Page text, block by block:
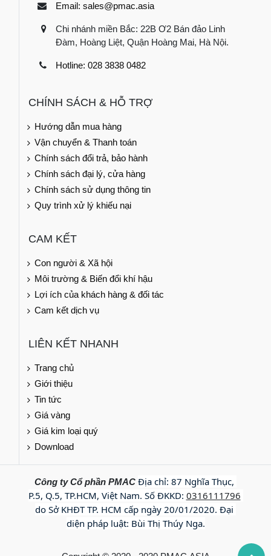
Email: sales@pmac.asia
Chi nhánh miền Bắc: 22B Ơ2 Bán đảo Linh
Đàm, Hoàng Liệt, Quận Hoàng Mai, Hà Nội.
Hotline: 028 3838 0482
CHÍNH SÁCH & HỖ TRỢ
Hướng dẫn mua hàng
Vận chuyển & Thanh toán
Chính sách đổi trả, bảo hành
Chính sách đại lý, cửa hàng
Chính sách sử dụng thông tin
Quy trình xử lý khiếu nại
CAM KẾT
Con người & Xã hội
Môi trường & Biến đổi khí hậu
Lợi ích của khách hàng & đối tác
Cam kết dịch vụ
LIÊN KẾT NHANH
Trang chủ
Giới thiệu
Tin tức
Giá vàng
Giá kim loại quý
Download
Công ty Cổ phần PMAC Địa chỉ: 87 Nghĩa Thục,
P.5, Q.5, TP.HCM, Việt Nam. Số ĐKKD: 0316111796
do Sở KHĐT TP. HCM cấp ngày 20/01/2020. Đại
diện pháp luật: Bùi Thị Thúy Nga.